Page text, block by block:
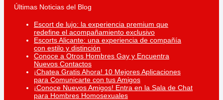
Últimas Noticias del Blog
Escort de lujo: la experiencia premium que
redefine el acompañamiento exclusivo
Escorts Alicante: una experiencia de compañía
con estilo y distinción
Conoce a Otros Hombres Gay y Encuentra
Nuevos Contactos
¡Chatea Gratis Ahora! 10 Mejores Aplicaciones
para Comunicarte con tus Amigos
¡Conoce Nuevos Amigos! Entra en la Sala de Chat
para Hombres Homosexuales